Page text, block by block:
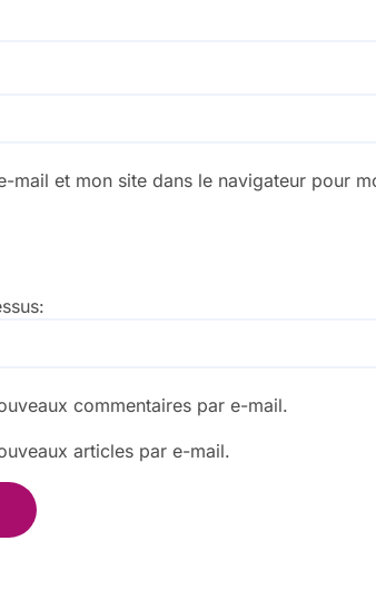
mail et mon site dans le navigateur pour
commentaires par e-mail.
articles par e-mail.